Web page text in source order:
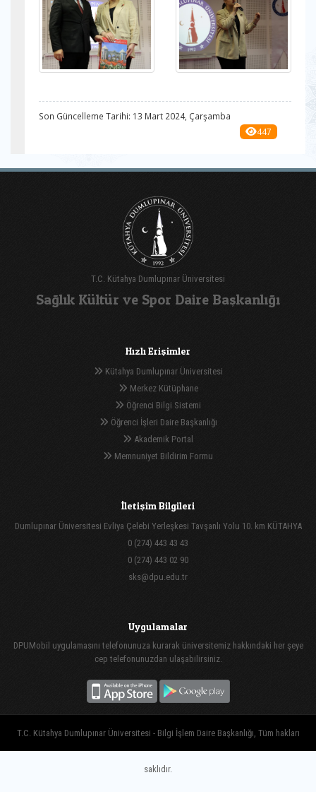
Son Güncelleme Tarihi: 13 Mart 2024, Çarşamba
447
T.C. Kütahya Dumlupınar Üniversitesi
Sağlık Kültür ve Spor Daire Başkanlığı
Hızlı Erişimler
Kütahya Dumlupınar Üniversitesi
Merkez Kütüphane
Öğrenci Bilgi Sistemi
Öğrenci İşleri Daire Başkanlığı
Akademik Portal
Memnuniyet Bildirim Formu
İletişim Bilgileri
Dumlupınar Üniversitesi Evliya Çelebi Yerleşkesi Tavşanlı Yolu 10. km KÜTAHYA
0 (274) 443 43 43
0 (274) 443 02 90
sks@dpu.edu.tr
Uygulamalar
DPUMobil uygulamasını telefonunuza kurarak üniversitemiz hakkındaki her şeye
cep telefonunuzdan ulaşabilirsiniz.
T.C. Kütahya Dumlupınar Üniversitesi - Bilgi İşlem Daire Başkanlığı, Tüm hakları
saklıdır.